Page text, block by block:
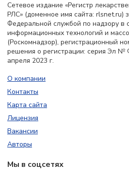
Сетевое издание «Регистр
РЛС» (доменное имя сайта: rlsnet.ru)
Федеральной службой по надзору в
информационных технологий и
(Роскомнадзор), регистрационный
решения о регистрации: серия Эл №
апреля 2023 г.
О компании
Контакты
Карта сайта
Лицензия
Вакансии
Авторы
Мы в соцсетях